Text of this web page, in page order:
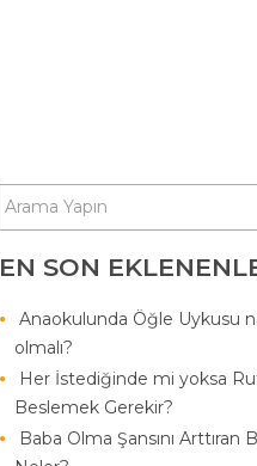
EN SON
Anaokulunda Öğle Uykusu
olmalı?
Her İstediğinde mi yoksa
Beslemek Gerekir?
Baba Olma Şansını Arttıran